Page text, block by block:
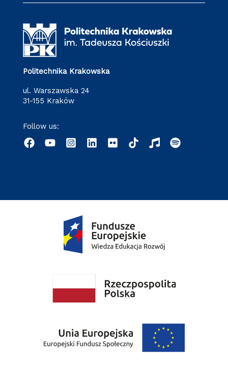
Politechnika Krakowska
ul. Warszawska 24
31-155 Kraków
Follow us: